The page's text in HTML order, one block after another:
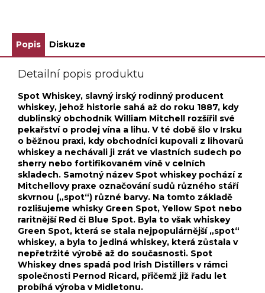
Popis Diskuze
Detailní popis produktu
Spot Whiskey, slavný irský rodinný producent
whiskey, jehož historie sahá až do roku 1887, kdy
dublinský obchodník William Mitchell rozšířil své
pekařství o prodej vína a lihu. V té době šlo v Irsku
o běžnou praxi, kdy obchodníci kupovali z lihovarů
whiskey a nechávali ji zrát ve vlastních sudech po
sherry nebo fortifikovaném víně v celních
skladech. Samotný název Spot whiskey pochází z
Mitchellovy praxe označování sudů různého stáří
skvrnou („spot“) různé barvy. Na tomto základě
rozlišujeme whisky Green Spot, Yellow Spot nebo
raritnější Red či Blue Spot. Byla to však whiskey
Green Spot, která se stala nejpopulárnější „spot“
whiskey, a byla to jediná whiskey, která zůstala v
nepřetržité výrobě až do současnosti. Spot
Whiskey dnes spadá pod Irish Distillers v rámci
společnosti Pernod Ricard, přičemž již řadu let
probíhá výroba v Midletonu.